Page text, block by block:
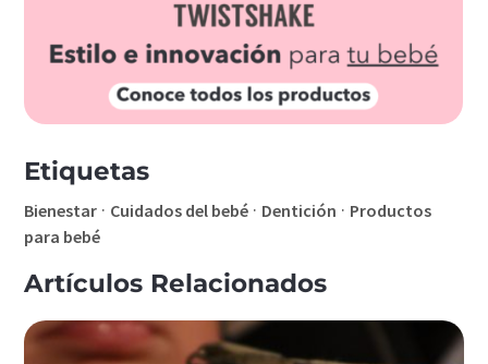
Etiquetas
Bienestar · Cuidados del bebé · Dentición · Productos
para bebé
Artículos Relacionados